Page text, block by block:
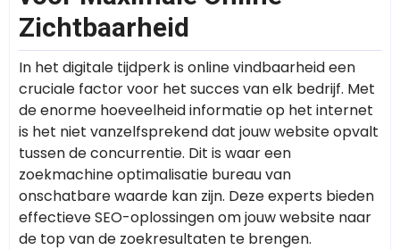
Zichtbaarheid
In het digitale tijdperk is online vindbaarheid een
cruciale factor voor het succes van elk bedrijf. Met
de enorme hoeveelheid informatie op het internet
is het niet vanzelfsprekend dat jouw website opvalt
tussen de concurrentie. Dit is waar een
zoekmachine optimalisatie bureau van
onschatbare waarde kan zijn. Deze experts bieden
effectieve SEO-oplossingen om jouw website naar
de top van de zoekresultaten te brengen.